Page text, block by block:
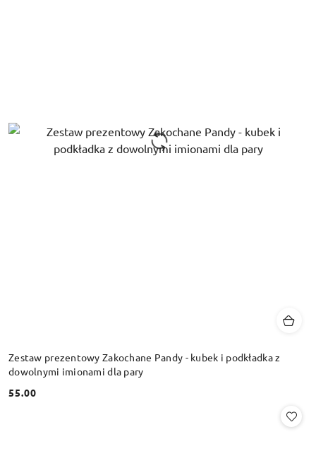
Zestaw prezentowy Zakochane Pandy - kubek i podkładka z
dowolnymi imionami dla pary
Cena:
55.00